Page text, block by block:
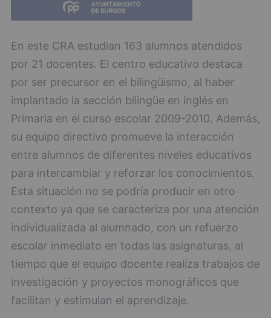
En este CRA estudian 163 alumnos atendidos
por 21 docentes. El centro educativo destaca
por ser precursor en el bilingüismo, al haber
implantado la sección bilingüe en inglés en
Primaria en el curso escolar 2009-2010. Además,
su equipo directivo promueve la interacción
entre alumnos de diferentes niveles educativos
para intercambiar y reforzar los conocimientos.
Esta situación no se podría producir en otro
contexto ya que se caracteriza por una atención
individualizada al alumnado, con un refuerzo
escolar inmediato en todas las asignaturas, al
tiempo que el equipo docente realiza trabajos de
investigación y proyectos monográficos que
facilitan y estimulan el aprendizaje.